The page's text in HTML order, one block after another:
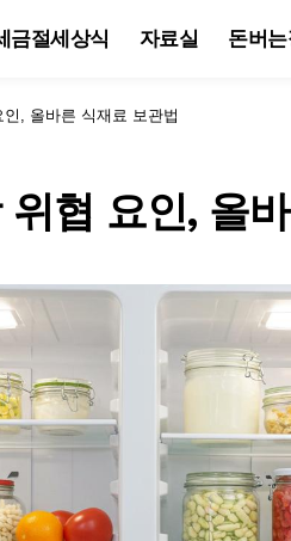
금절세상식 자료실 돈버
, 올바른 식재료 보관법
협 요인, 올